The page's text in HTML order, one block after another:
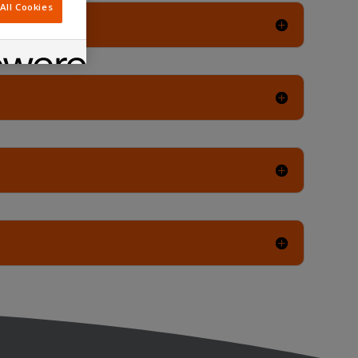
Cookies